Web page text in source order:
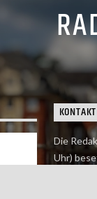
KONTAKT
Die
Uhr)